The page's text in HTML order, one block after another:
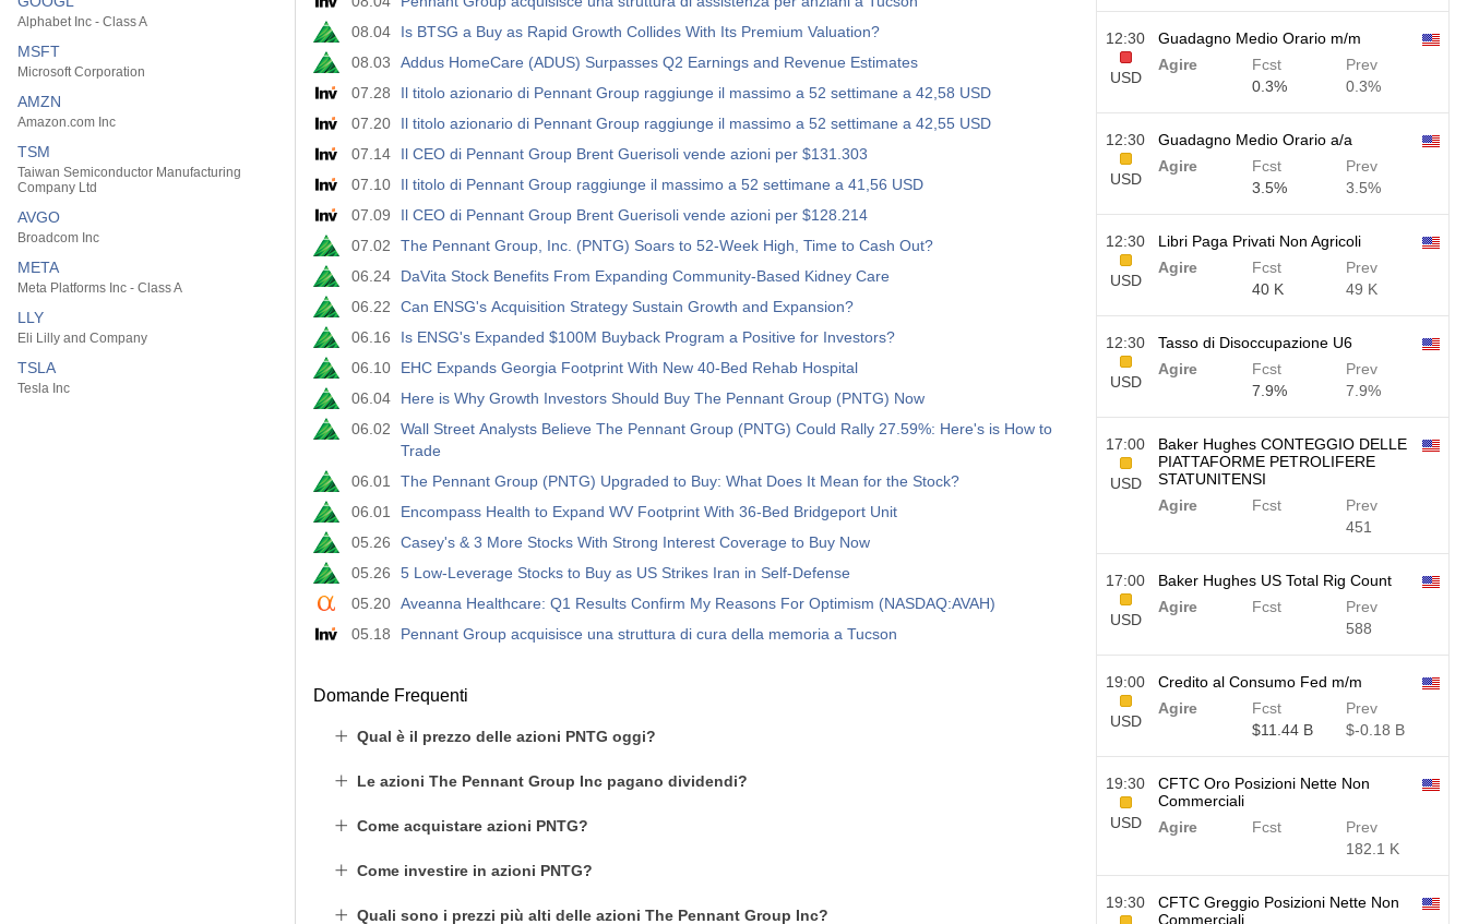
Alphabet Inc - Class A
MSFT
Microsoft Corporation
AMZN
Amazon.com Inc
TSM
Taiwan Semiconductor Manufacturing
Company Ltd
AVGO
Broadcom Inc
META
Meta Platforms Inc - Class A
LLY
Eli Lilly and Company
TSLA
Tesla Inc
08.04
Is BTSG a Buy as Rapid Growth Collides With Its Premium Valuation?
08.03
Addus HomeCare (ADUS) Surpasses Q2 Earnings and Revenue Estimates
07.28
Il titolo azionario di Pennant Group raggiunge il massimo a 52 settimane a 42,58 USD
07.20
Il titolo azionario di Pennant Group raggiunge il massimo a 52 settimane a 42,55 USD
07.14
Il CEO di Pennant Group Brent Guerisoli vende azioni per $131.303
07.10
Il titolo di Pennant Group raggiunge il massimo a 52 settimane a 41,56 USD
07.09
Il CEO di Pennant Group Brent Guerisoli vende azioni per $128.214
07.02
The Pennant Group, Inc. (PNTG) Soars to 52-Week High, Time to Cash Out?
06.24
DaVita Stock Benefits From Expanding Community-Based Kidney Care
06.22
Can ENSG's Acquisition Strategy Sustain Growth and Expansion?
06.16
Is ENSG's Expanded $100M Buyback Program a Positive for Investors?
06.10
EHC Expands Georgia Footprint With New 40-Bed Rehab Hospital
06.04
Here is Why Growth Investors Should Buy The Pennant Group (PNTG) Now
06.02
Wall Street Analysts Believe The Pennant Group (PNTG) Could Rally 27.59%: Here's is How to
Trade
06.01
The Pennant Group (PNTG) Upgraded to Buy: What Does It Mean for the Stock?
06.01
Encompass Health to Expand WV Footprint With 36-Bed Bridgeport Unit
05.26
Casey's & 3 More Stocks With Strong Interest Coverage to Buy Now
05.26
5 Low-Leverage Stocks to Buy as US Strikes Iran in Self-Defense
05.20 Aveanna Healthcare: Q1 Results Confirm My Reasons For Optimism (NASDAQ:AVAH)
05.18
Pennant Group acquisisce una struttura di cura della memoria a Tucson
Domande Frequenti
Qual è il prezzo delle azioni PNTG oggi?
Le azioni The Pennant Group Inc pagano dividendi?
Come acquistare azioni PNTG?
Come investire in azioni PNTG?
Quali sono i prezzi più alti delle azioni The Pennant Group Inc?
12:30
USD
Guadagno Medio Orario m/m
Agire
Fcst
0.3%
Prev
0.3%
12:30
USD
Guadagno Medio Orario a/a
Agire
Fcst
3.5%
Prev
3.5%
12:30
USD
Libri Paga Privati Non Agricoli
Agire
Fcst
40 K
Prev
49 K
12:30
USD
Tasso di Disoccupazione U6
Agire
Fcst
7.9%
Prev
7.9%
17:00
USD
Baker Hughes CONTEGGIO DELLE
PIATTAFORME PETROLIFERE
STATUNITENSI
Agire
Fcst
Prev
451
17:00
USD
Baker Hughes US Total Rig Count
Agire
Fcst
Prev
588
19:00
USD
Credito al Consumo Fed m/m
Agire
Fcst
$​11.44 B
Prev
$​-0.18 B
19:30
USD
CFTC Oro Posizioni Nette Non
Commerciali
Agire
Fcst
Prev
182.1 K
19:30
CFTC Greggio Posizioni Nette Non
Commerciali